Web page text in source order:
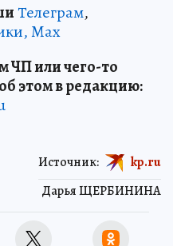
Телеграм,
Max
ЧП или чего-то
этом в редакцию:
Дарья ЩЕРБИНИНА
Источник: kp.ru